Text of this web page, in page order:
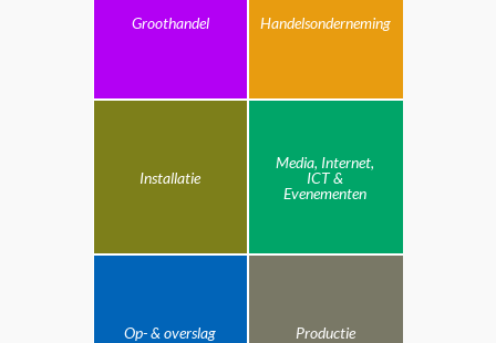
Groothandel Handelsonderneming
Installatie
Media, Internet,
ICT &
Evenementen
Op- & overslag Productie